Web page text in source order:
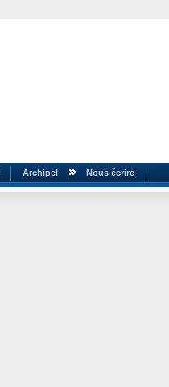
Archipel Nous écrire